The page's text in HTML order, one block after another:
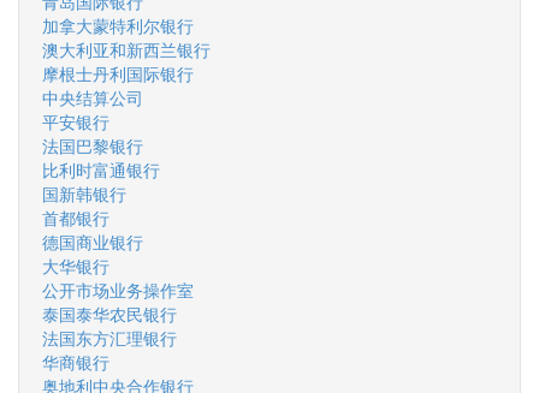
加拿大蒙特利尔银行
澳大利亚和新西兰银行
摩根士丹利国际银行
中央结算公司
平安银行
法国巴黎银行
比利时富通银行
国新韩银行
首都银行
德国商业银行
大华银行
公开市场业务操作室
泰国泰华农民银行
法国东方汇理银行
华商银行
奥地利中央合作银行